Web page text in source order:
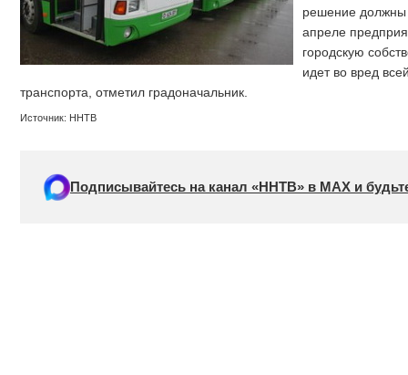
решение должны
апреле
городскую
идет во вред
транспорта, отметил градоначальник.
Источник: ННТВ
Подписывайтесь на канал «ННТВ» в МАХ и